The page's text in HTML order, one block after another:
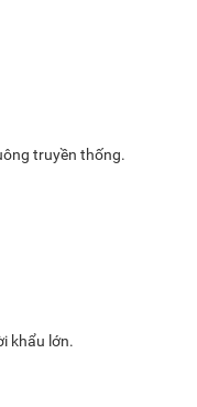
truyền thống.
khẩu lớn.